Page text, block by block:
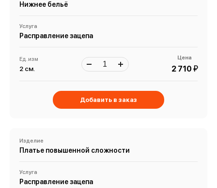
Нижнее бельё
Услуга
Расправление зацепа
Ед. изм
2 см.
Цена
2 710 й
Добавить в заказ
Изделие
Платье повышенной сложности
Услуга
Расправление зацепа